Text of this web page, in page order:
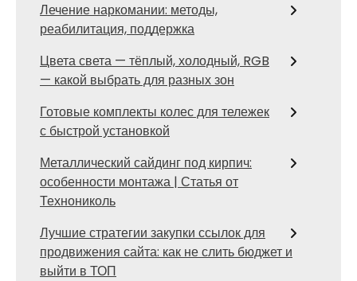
Лечение наркомании: методы,
реабилитация, поддержка
Цвета света — тёплый, холодный, RGB
— какой выбрать для разных зон
Готовые комплекты колес для тележек
с быстрой установкой
Металлический сайдинг под кирпич:
особенности монтажа | Статья от
Технониколь
Лучшие стратегии закупки ссылок для
продвижения сайта: как не слить бюджет и
выйти в ТОП